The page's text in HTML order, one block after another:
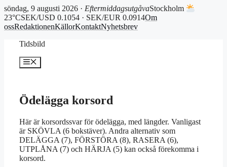
söndag, 9 augusti 2026 · EftermiddagsutgåvaStockholm
23°CSEK/USD 0.1054 · SEK/EUR 0.0914Om
ossRedaktionenKällorKontaktNyhetsbrev
Tidsbild
Meny
Ödelägga korsord
Här är korsordssvar för ödelägga, med längder. Vanligast
är SKÖVLA (6 bokstäver). Andra alternativ som
DELÄGGA (7), FÖRSTÖRA (8), RASERA (6),
UTPLÅNA (7) och HÄRJA (5) kan också förekomma i
korsord.